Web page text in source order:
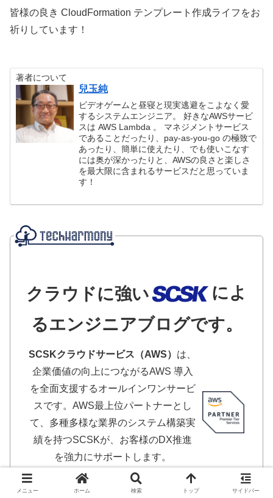
皆様の良き CloudFormation テンプレート作成ライフをお
祈りしています！
著者について
兒玉純
ビデオゲームと昼寝と現実逃避をこよなく愛
するシステムエンジニア。 好きなAWSサービ
スは AWS Lambda 。 マネジメントサービス
であることだったり、pay-as-you-go の極致で
あったり、簡単に使えたり、でも使いこなす
には奥が深かったりと、AWSの良さと楽しさ
を最大限に含まれるサービスだと思っていま
す！
クラウドに強い
によ
るエンジニアブログです。
SCSKクラウドサービス（AWS） は、
企業価値の向上につながるAWS 導入
を全面支援するオールインワンサービ
スです。AWS最上位パートナーとし
て、多種多様な業界のシステム構築実
績を持つSCSKが、お客様のDX推進
を強力にサポートします。
メニュー ホーム 検索 トップ サイドバー